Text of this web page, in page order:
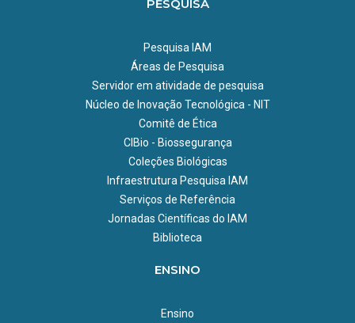
PESQUISA
Pesquisa IAM
Áreas de Pesquisa
Servidor em atividade de pesquisa
Núcleo de Inovação Tecnológica - NIT
Comitê de Ética
CIBio - Biossegurança
Coleções Biológicas
Infraestrutura Pesquisa IAM
Serviços de Referência
Jornadas Científicas do IAM
Biblioteca
ENSINO
Ensino